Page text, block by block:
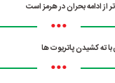
از ادامه بحران در هرمز است
•••
ته کشیدن پاتریوت ها
•••